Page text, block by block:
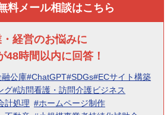
料メール相談はこちら
経営のお悩みに
48時間以内に回答！
公庫#ChatGPT#SDGs#ECサイト構築
グ#訪問看護・訪問介護ビジネス
計処理 #ホームページ制作